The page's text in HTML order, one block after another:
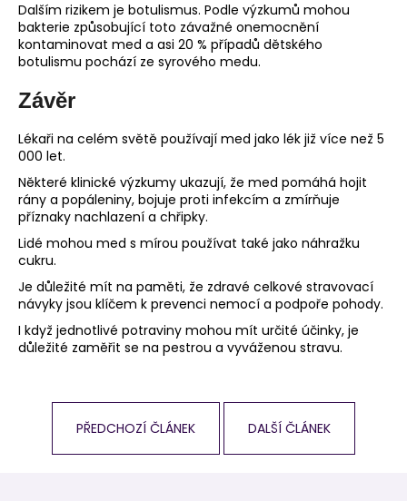
Dalším rizikem je botulismus. Podle výzkumů mohou
bakterie způsobující toto závažné onemocnění
kontaminovat med a asi 20 % případů dětského
botulismu pochází ze syrového medu.
Závěr
Lékaři na celém světě používají med jako lék již více než 5
000 let.
Některé klinické výzkumy ukazují, že med pomáhá hojit
rány a popáleniny, bojuje proti infekcím a zmírňuje
příznaky nachlazení a chřipky.
Lidé mohou med s mírou používat také jako náhražku
cukru.
Je důležité mít na paměti, že zdravé celkové stravovací
návyky jsou klíčem k prevenci nemocí a podpoře pohody.
I když jednotlivé potraviny mohou mít určité účinky, je
důležité zaměřit se na pestrou a vyváženou stravu.
PŘEDCHOZÍ ČLÁNEK DALŠÍ ČLÁNEK